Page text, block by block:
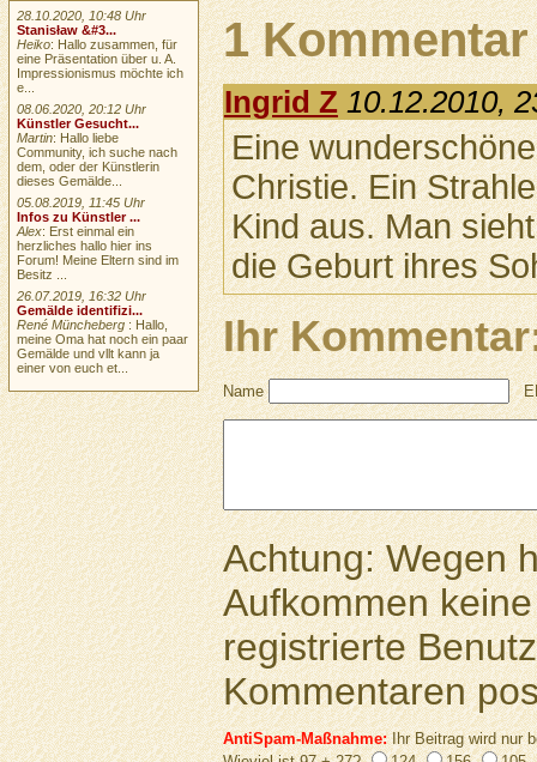
1
Ingrid Z 10.12.2010,
Eine
Christie. Ein
Kind aus. Man
die Geburt ihres
Ihr
Name
Achtung: Wegen
Aufkommen
registrierte
Kommentaren
AntiSpam-Maßnahme:Ihr Beitrag wird nur
28.10.2020, 10:48 Uhr
Stanisław &#3...
Heiko: Hallo zusammen, für
eine Präsentation über u. A.
Impressionismus möchte ich
e...
08.06.2020, 20:12 Uhr
Künstler Gesucht...
Martin: Hallo liebe
Community, ich suche nach
dem, oder der Künstlerin
dieses Gemälde...
05.08.2019, 11:45 Uhr
Infos zu Künstler ...
Alex: Erst einmal ein
herzliches hallo hier ins
Forum! Meine Eltern sind im
Besitz ...
26.07.2019, 16:32 Uhr
Gemälde identifizi...
René Müncheberg : Hallo,
meine Oma hat noch ein paar
Gemälde und vllt kann ja
einer von euch et...